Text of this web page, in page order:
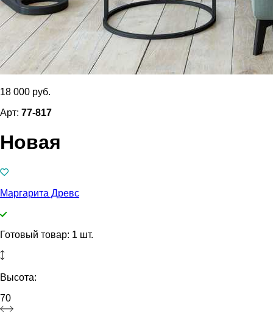
18 000 руб.
Арт: 77-817
Новая
Маргарита Древс
Готовый товар: 1 шт.
Высота:
70